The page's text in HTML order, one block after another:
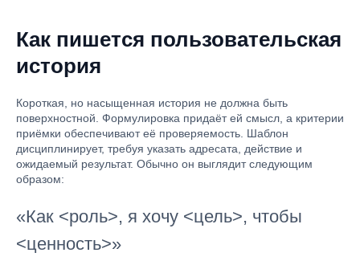
Как пишется пользовательская
история
Короткая, но насыщенная история не должна быть
поверхностной. Формулировка придаёт ей смысл, а критерии
приёмки обеспечивают её проверяемость. Шаблон
дисциплинирует, требуя указать адресата, действие и
ожидаемый результат. Обычно он выглядит следующим
образом:
«Как <роль>, я хочу <цель>, чтобы
<ценность>»